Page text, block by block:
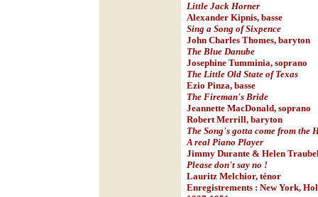
Little Jack Horner
Alexander Kipnis, basse
Sing a Song of Sixpence
John Charles Thomes, baryton
The Blue Danube
Josephine Tumminia, soprano
The Little Old State of Texas
Ezio Pinza, basse
The Fireman's Bride
Jeannette MacDonald, soprano
Robert Merrill, baryton
The Song's gotta come from the
A real Piano Player
Jimmy Durante & Helen
Please don't say no !
Lauritz Melchior, ténor
Enregistrements : New York,